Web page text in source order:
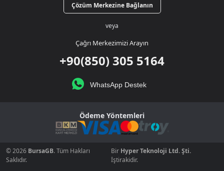
Çözüm Merkezine Bağlanın
veya
Çağrı Merkezimizi Arayın
+90(850) 305 5164
WhatsApp Destek
Ödeme Yöntemleri
© 2026 BursaGB. Tüm Hakları
Saklıdır.
Bir Hyper Teknoloji Ltd. Şti.
İştirakidir.